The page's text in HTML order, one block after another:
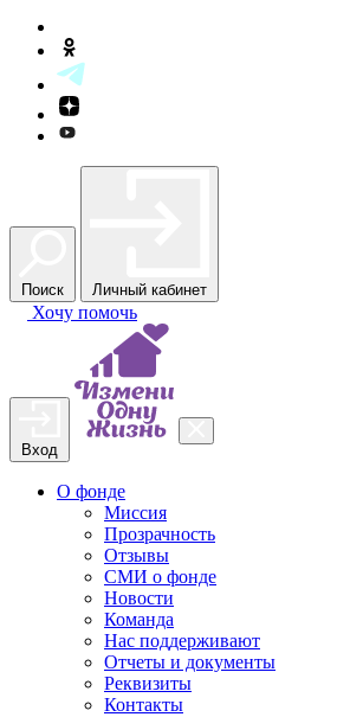
Поиск Личный кабинет
Хочу помочь
Вход
О фонде
Миссия
Прозрачность
Отзывы
СМИ о фонде
Новости
Команда
Нас поддерживают
Отчеты и документы
Реквизиты
Контакты